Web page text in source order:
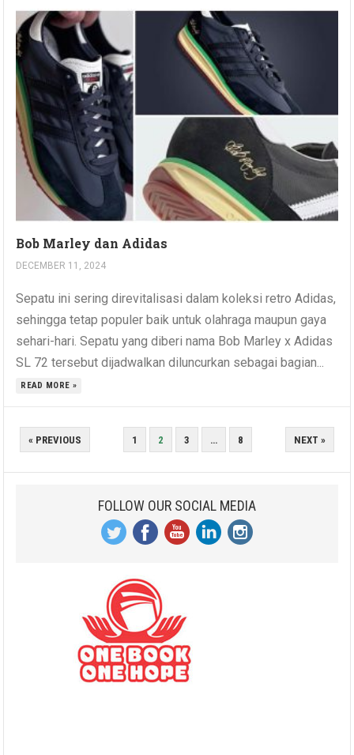
Bob Marley dan Adidas
DECEMBER 11, 2024
Sepatu ini sering direvitalisasi dalam koleksi retro Adidas,
sehingga tetap populer baik untuk olahraga maupun gaya
sehari-hari. Sepatu yang diberi nama Bob Marley x Adidas
SL 72 tersebut dijadwalkan diluncurkan sebagai bagian...
READ MORE »
POSTS
« PREVIOUS 1 2 3 … 8 NEXT »
FOLLOW OUR SOCIAL MEDIA